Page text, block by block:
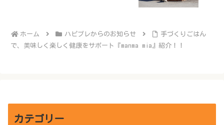
ホーム ハピプレからのお知らせ
手づくりごはん
で、美味しく楽しく健康をサポート『manma mia』紹介！！
カテゴリー